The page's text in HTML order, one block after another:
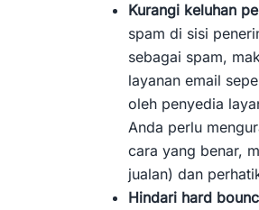
Kurangi keluhan
spam di sisi
sebagai spam,
layanan email
oleh penyedia
Anda perlu
cara yang benar,
jualan) dan
Hindari hard